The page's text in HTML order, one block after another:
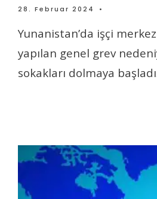
28. Februar 2024 •
Yunanistan’da işçi
yapılan genel grev
sokakları dolmaya